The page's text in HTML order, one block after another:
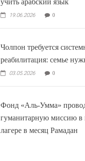
19.06.2026 0
Чолпон требуется
реабилитация: семье
03.05.2026 0
Фонд «Аль-Умма»
гуманитарную миссию в
лагере в месяц Рамадан